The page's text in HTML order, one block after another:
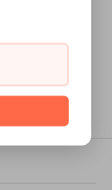
ルー
ック